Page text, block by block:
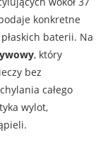
konkretne
baterii. Na
, który
bez
całego
wylot,